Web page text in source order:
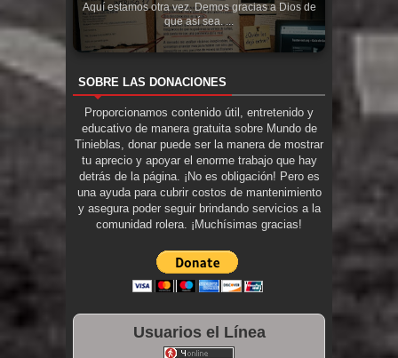
Aquí estamos otra vez. Demos gracias a Dios de
que así sea. ...
SOBRE LAS DONACIONES
Proporcionamos contenido útil, entretenido y
educativo de manera gratuita sobre Mundo de
Tinieblas, donar puede ser la manera de mostrar
tu aprecio y apoyar el enorme trabajo que hay
detrás de la página. ¡No es obligación! Pero es
una ayuda para cubrir costos de mantenimiento
y asegura poder seguir brindando servicios a la
comunidad rolera. ¡Muchísimas gracias!
Usuarios el Línea